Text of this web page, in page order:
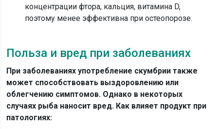
концентрации фтора, кальция, витамина D,
поэтому менее эффективна при остеопорозе.
Польза и вред при заболеваниях
При заболеваниях употребление скумбрии также
может способствовать выздоровлению или
облегчению симптомов. Однако в некоторых
случаях рыба наносит вред. Как влияет продукт при
патологиях: